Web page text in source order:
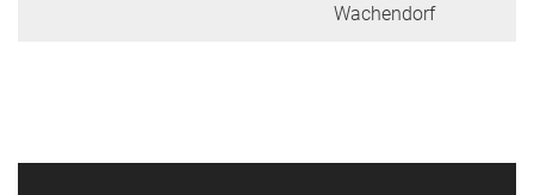
Wachendorf